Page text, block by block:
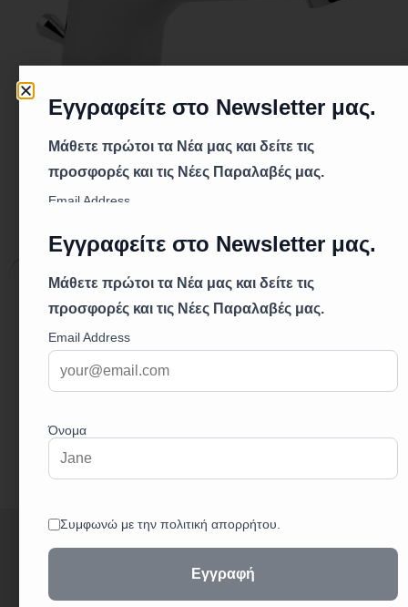
Περιγραφή Επιπλέον πληροφορίες
Περιγραφή
μηχανισμός κεραμικών δίσκων
αυτόματη βαλβίδα αποστράγγισης G5/4
+